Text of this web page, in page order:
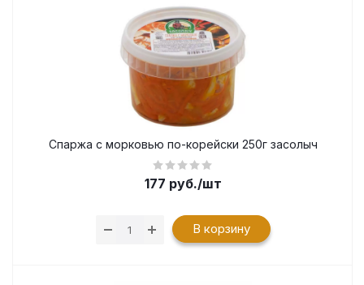
Спаржа с морковью по-корейски 250г засолыч
177 руб./шт
В корзину